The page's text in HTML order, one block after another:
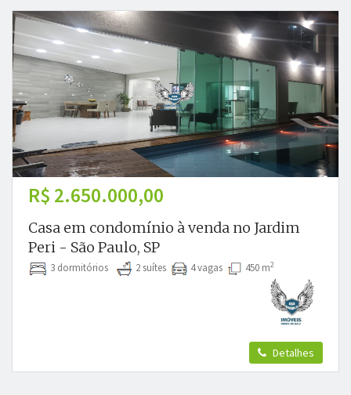
R$ 2.650.000,00
Casa em condomínio à venda no Jardim
Peri - São Paulo, SP
3 dormitórios 2 suítes 4 vagas 450 m2
Detalhes